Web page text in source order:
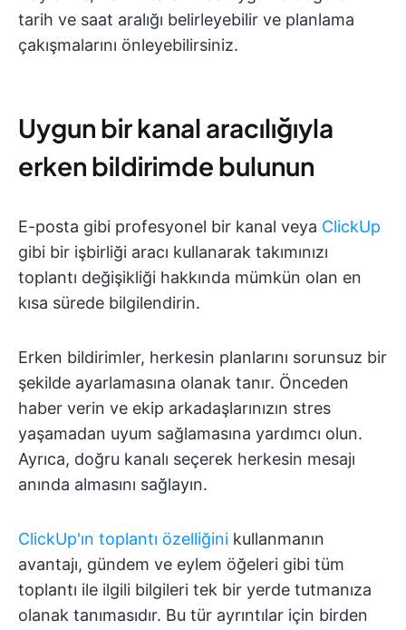
tarih ve saat aralığı belirleyebilir ve planlama
çakışmalarını önleyebilirsiniz.
Uygun bir kanal aracılığıyla
erken bildirimde bulunun
E-posta gibi profesyonel bir kanal veya ClickUp
gibi bir işbirliği aracı kullanarak takımınızı
toplantı değişikliği hakkında mümkün olan en
kısa sürede bilgilendirin.
Erken bildirimler, herkesin planlarını sorunsuz bir
şekilde ayarlamasına olanak tanır. Önceden
haber verin ve ekip arkadaşlarınızın stres
yaşamadan uyum sağlamasına yardımcı olun.
Ayrıca, doğru kanalı seçerek herkesin mesajı
anında almasını sağlayın.
ClickUp'ın toplantı özelliğini kullanmanın
avantajı, gündem ve eylem öğeleri gibi tüm
toplantı ile ilgili bilgileri tek bir yerde tutmanıza
olanak tanımasıdır. Bu tür ayrıntılar için birden